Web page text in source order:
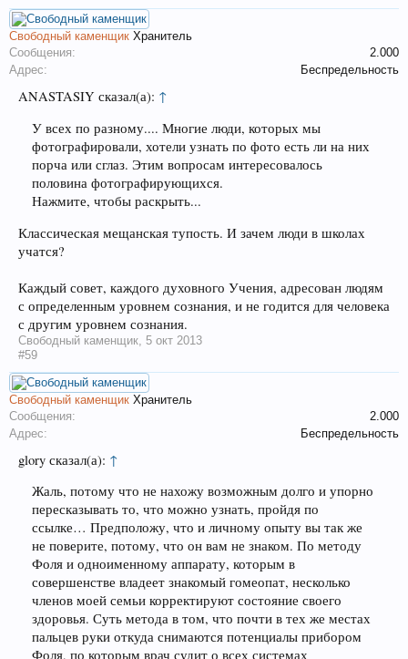
Свободный каменщик Хранитель
Сообщения:
2.000
Адрес:
Беспредельность
ANASTASIY сказал(а): ↑
У всех по разному.... Многие люди, которых мы
фотографировали, хотели узнать по фото есть ли на них
порча или сглаз. Этим вопросам интересовалось
половина фотографирующихся.
Нажмите, чтобы раскрыть...
Классическая мещанская тупость. И зачем люди в школах
учатся?
Каждый совет, каждого духовного Учения, адресован людям
с определенным уровнем сознания, и не годится для человека
с другим уровнем сознания.
Свободный каменщик 5 окт 2013
#59
Свободный каменщик Хранитель
Сообщения:
2.000
Адрес:
Беспредельность
glory сказал(а): ↑
Жаль, потому что не нахожу возможным долго и упорно
пересказывать то, что можно узнать, пройдя по
ссылке… Предположу, что и личному опыту вы так же
не поверите, потому, что он вам не знаком. По методу
Фоля и одноименному аппарату, которым в
совершенстве владеет знакомый гомеопат, несколько
членов моей семьи корректируют состояние своего
здоровья. Суть метода в том, что почти в тех же местах
пальцев руки откуда снимаются потенциалы прибором
Фоля, по которым врач судит о всех системах